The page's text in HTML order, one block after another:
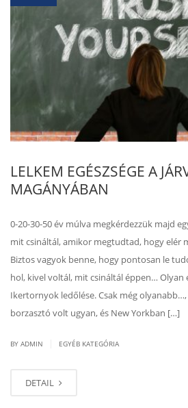
LELKEM EGÉSZSÉGE A
MAGÁNYÁBAN
0-20-30-50 év múlva megkérdezzük majd
mit csináltál, amikor megtudtad, hogy elér
Biztos vagyok benne, hogy pontosan le
hol, kivel voltál, mit csináltál éppen… Olyan
Ikertornyok ledőlése. Csak még
borzasztó volt ugyan, és New Yorkban […]
BY ADMIN EGYÉB KATEGÓRIA
DETAIL